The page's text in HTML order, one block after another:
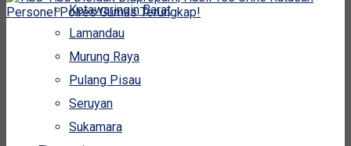
Kotawaringin Barat
Lamandau
Murung Raya
Pulang Pisau
Seruyan
Sukamara